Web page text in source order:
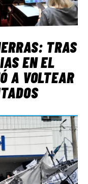
TRAS
EN EL
A VOLTEAR